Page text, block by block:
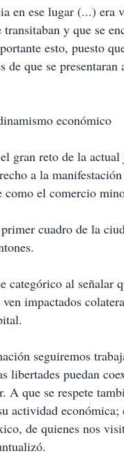
en ese lugar (...)
transitaban y que se
esto, puesto
de que se
económico
gran reto de la
a la
como el comercio
cuadro de la
categórico al señalar
impactados
seguiremos
libertades puedan
A que se respete
actividad económica;
de quienes nos